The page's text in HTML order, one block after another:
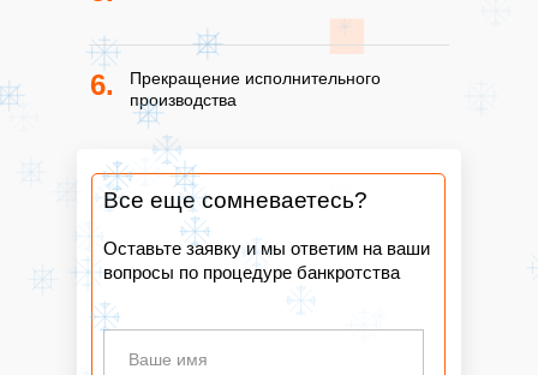
6.
Прекращение исполнительного
производства
Все еще сомневаетесь?
Оставьте заявку и мы ответим на ваши
вопросы по процедуре банкротства